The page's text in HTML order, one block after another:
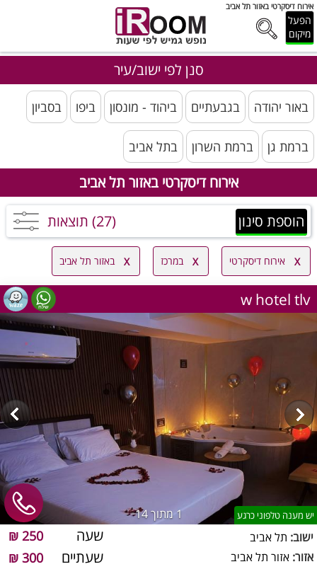
אירוח דיסקרטי באזור תל אביב
הפעל
מיקום
סנן לפי ישוב/עיר
באור יהודה בגבעתיים ביהוד - מונסון ביפו בסביון
ברמת גן ברמת השרון בתל אביב
אירוח דיסקרטי באזור תל אביב
הוספת סינון (27) תוצאות
אירוח דיסקרטי במרכז באזור תל אביב
w hotel tlv
1 מתוך 14 יש מענה טלפוני כרגע
שעה 250 ₪
שעתיים 300 ₪
ישוב: תל אביב
אזור: אזור תל אביב